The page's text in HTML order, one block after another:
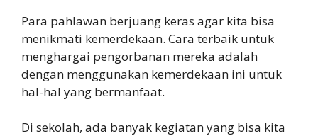
Para pahlawan berjuang keras agar kita bisa
menikmati kemerdekaan. Cara terbaik untuk
menghargai pengorbanan mereka adalah
dengan menggunakan kemerdekaan ini untuk
hal-hal yang bermanfaat.
Di sekolah, ada banyak kegiatan yang bisa kita